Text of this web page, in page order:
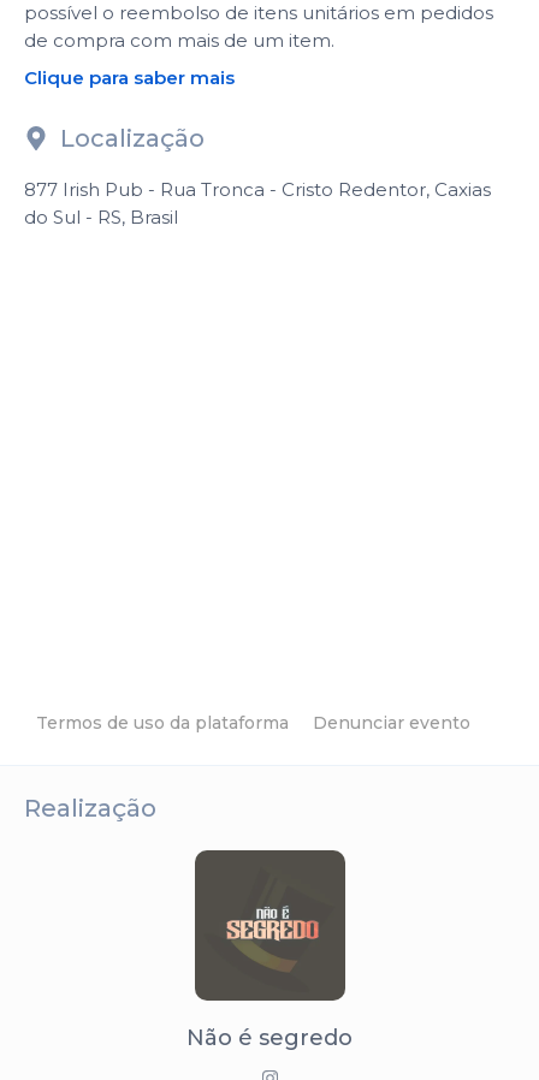
possível o reembolso de itens unitários em pedidos
de compra com mais de um item.
Clique para saber mais
Localização
877 Irish Pub - Rua Tronca - Cristo Redentor, Caxias
do Sul - RS, Brasil
Termos de uso da plataforma Denunciar evento
Realização
Não é segredo